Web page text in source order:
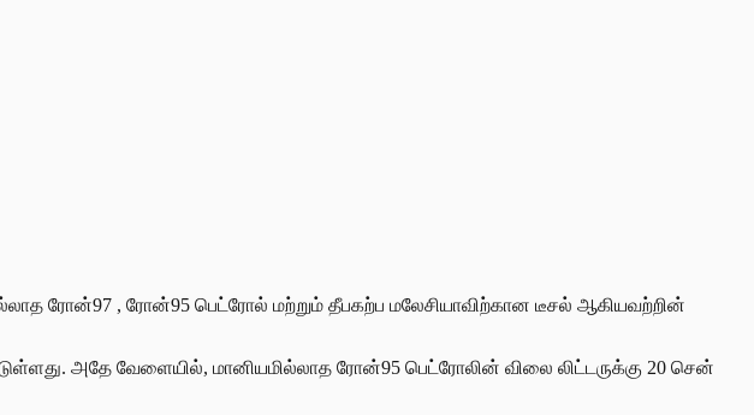
ரோன்97 , ரோன்95 பெட்ரோல் மற்றும் தீபகற்ப மலேசியாவிற்கான டீசல் ஆகியவற்றின்
அதே வேளையில், மானியமில்லாத ரோன்95 பெட்ரோலின் விலை லிட்டருக்கு 20 சென்